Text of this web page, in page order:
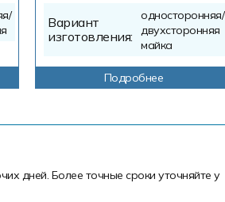
Вариант
изготовления:
односторонняя/
двухсторонняя
майка
Подробнее
дней. Более точные сроки уточняйте у